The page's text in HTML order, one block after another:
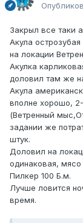
Закрыл все таки
Акула
на локации
Акулка
доловил там же
Акула
вполне хорошо,
(Ветренный
задании же
штук.
Доловил на
одинаковая,
Пилкер 100 Б.м.
Лучше ловится
время.